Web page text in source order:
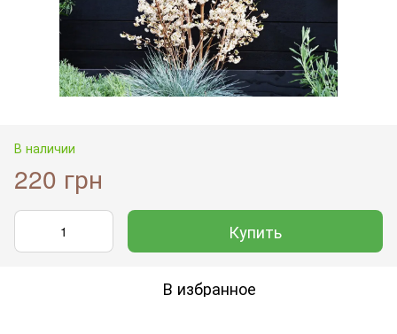
В наличии
220 грн
Купить
В избранное